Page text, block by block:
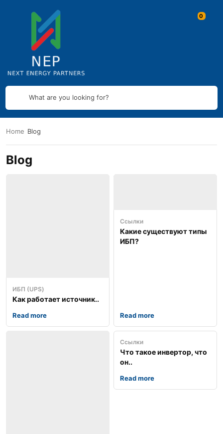
What are you looking for?
Home Blog
Blog
ИБП (UPS)
Как работает источник..
Read more
Ссылки
Какие существуют типы
ИБП?
Read more
Ссылки
Что такое инвертор, что
он..
Read more